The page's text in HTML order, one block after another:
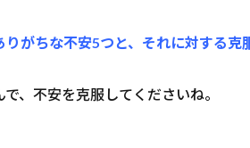
がちな不安5つと、それに対する克
、不安を克服してくださいね。